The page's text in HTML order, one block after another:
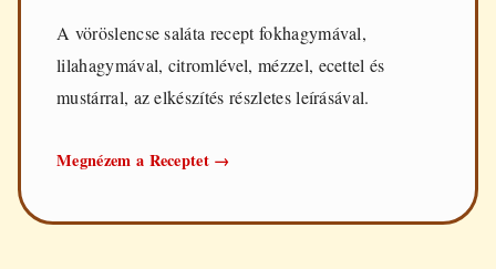
A vöröslencse saláta recept fokhagymával,
lilahagymával, citromlével, mézzel, ecettel és
mustárral, az elkészítés részletes leírásával.
Megnézem a Receptet Vöröslencse
→